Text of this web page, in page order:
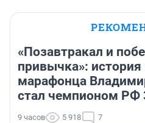
«Позавтракал и
привычка»: история
марафонца
стал чемпионом РФ
9 часов 5 918 7